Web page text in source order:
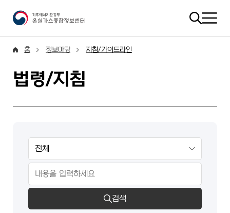
홈 정보마당 지침/가이드라인
법령/지침
검색